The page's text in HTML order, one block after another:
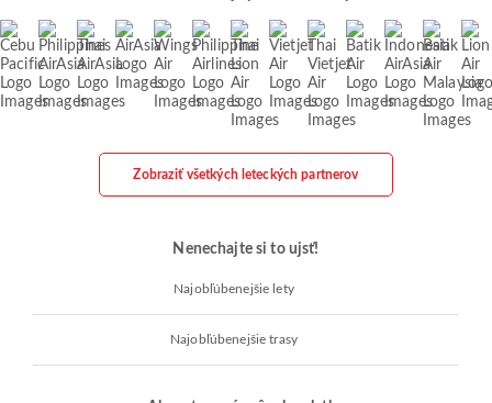
Zobraziť všetkých leteckých partnerov
Nenechajte si to ujsť!
Najobľúbenejšie lety
Najobľúbenejšie trasy